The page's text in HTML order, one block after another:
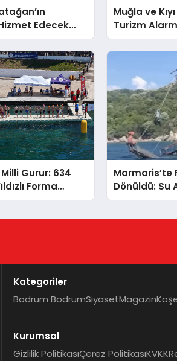
Edecek
Muğla ve
Turizm
Emekçi
Gurur: 634
Forma
Attı
Marmaris’te
Dönüldü: Su
Kategoriler
Bodrum BodrumSiyasetMagazin
Kurumsal
Gizlilik PolitikasıÇerez PolitikasıKVKK